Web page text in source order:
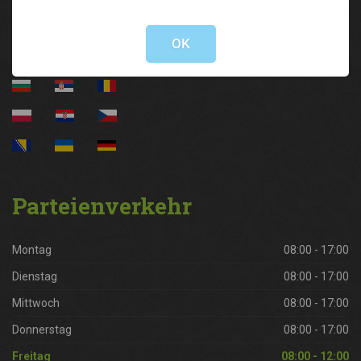
Parteienverkehr
Montag 08:00 - 17:00
Dienstag 08:00 - 17:00
Mittwoch 08:00 - 17:00
Donnerstag 08:00 - 17:00
Freitag 08:00 - 12:00
OK